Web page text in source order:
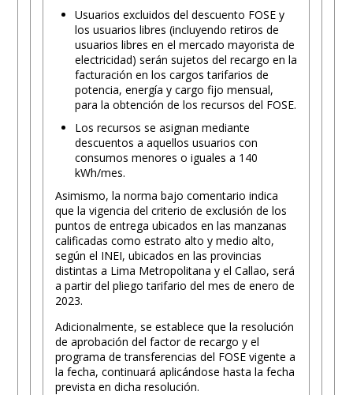
Usuarios excluidos del descuento FOSE y
los usuarios libres (incluyendo retiros de
usuarios libres en el mercado mayorista de
electricidad) serán sujetos del recargo en la
facturación en los cargos tarifarios de
potencia, energía y cargo fijo mensual,
para la obtención de los recursos del FOSE.
Los recursos se asignan mediante
descuentos a aquellos usuarios con
consumos menores o iguales a 140
kWh/mes.
Asimismo, la norma bajo comentario indica
que la vigencia del criterio de exclusión de los
puntos de entrega ubicados en las manzanas
calificadas como estrato alto y medio alto,
según el INEI, ubicados en las provincias
distintas a Lima Metropolitana y el Callao, será
a partir del pliego tarifario del mes de enero de
2023.
Adicionalmente, se establece que la resolución
de aprobación del factor de recargo y el
programa de transferencias del FOSE vigente a
la fecha, continuará aplicándose hasta la fecha
prevista en dicha resolución.